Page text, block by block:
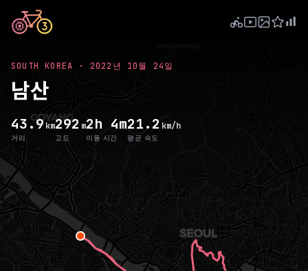
SOUTH KOREA · 2022년 10월 24일
남산
43.9km
거리
292 m
고도
2h 4m
이동 시간
21.2 km/h
평균 속도